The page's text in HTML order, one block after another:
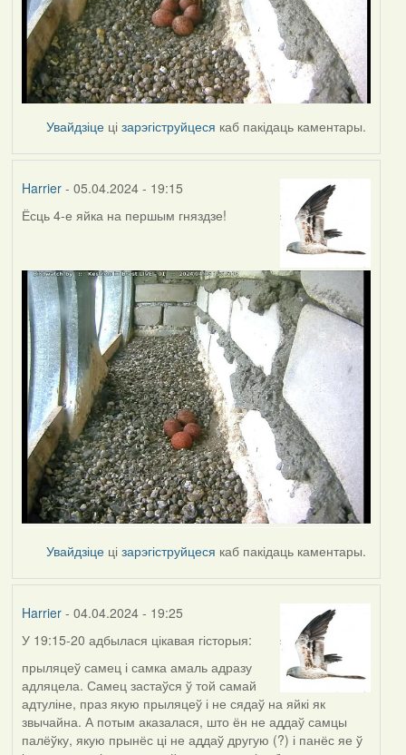
Увайдзіце цізарэгіструйцеся каб пакідаць каментары.
Harrier- 05.04.2024 - 19:15
Ёсць 4-е яйка на першым гняздзе!
Увайдзіце цізарэгіструйцеся каб пакідаць каментары.
Harrier- 04.04.2024 - 19:25
У 19:15-20 адбылася цікавая гісторыя:
прыляцеў самец і самка амаль адразу
адляцела. Самец застаўся ў той самай
адтуліне, праз якую прыляцеў і не сядаў на яйкі як
звычайна. А потым аказалася, што ён не аддаў самцы
палёўку, якую прынёс ці не аддаў другую (?) і панёс яе ў